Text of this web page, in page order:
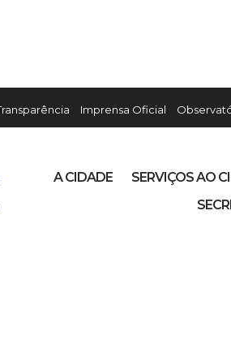
Imprensa Oficial
A CIDADE SERVIÇOS AO